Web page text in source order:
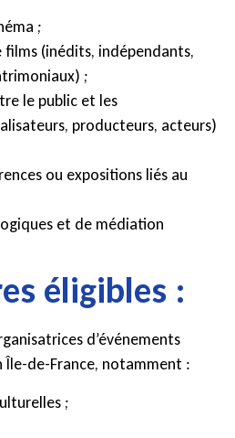
;
films (inédits, indépendants,
;
le public et les
producteurs, acteurs)
ou expositions liés au
et de médiation
éligibles :
d’événements
Île-de-France, notamment :
;